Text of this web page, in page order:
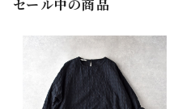
セール中の商品